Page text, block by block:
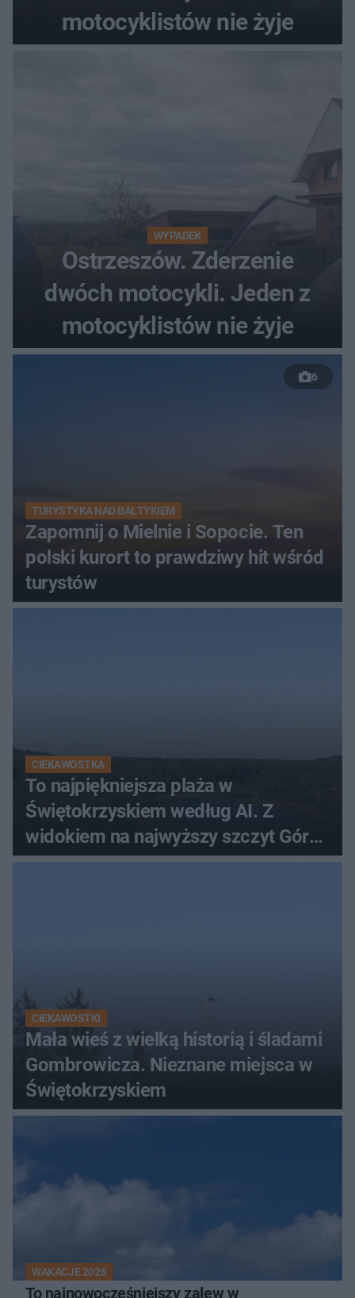
motocyklistów nie żyje
WYPADEK
Ostrzeszów. Zderzenie
dwóch motocykli. Jeden z
motocyklistów nie żyje
6
TURYSTYKA NAD BAŁTYKIEM
Zapomnij o Mielnie i Sopocie. Ten
polski kurort to prawdziwy hit wśród
turystów
CIEKAWOSTKA
To najpiękniejsza plaża w
Świętokrzyskiem według AI. Z
widokiem na najwyższy szczyt Gór
Świętokrzyskich
CIEKAWOSTKI
Mała wieś z wielką historią i śladami
Gombrowicza. Nieznane miejsca w
Świętokrzyskiem
WAKACJE 2026
To najnowocześniejszy zalew w